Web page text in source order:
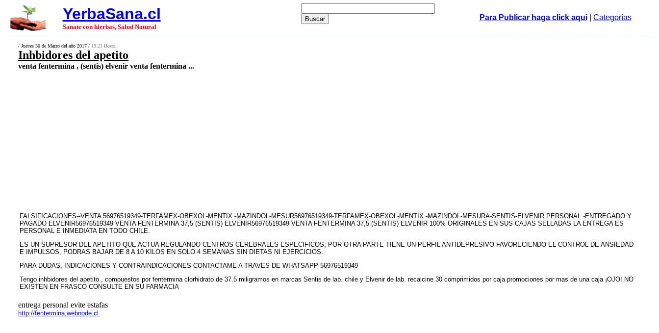
YerbaSana.cl
Sanate con hierbas, Salud Natural
Para Publicar haga click aqui| Categorías
/ Jueves 30 de Marzo del año 2017 / 18:23 Horas.
Inhbidores del apetito
venta fentermina , (sentis) elvenir venta fentermina ...
FALSIFICACIONES--VENTA 56976519349-TERFAMEX-OBEXOL-MENTIX -MAZINDOL-MESUR56976519349-TERFAMEX-OBEXOL-MENTIX -MAZINDOL-MESURA-SENTIS-ELVENIR PERSONAL -ENTREGADO Y
PAGADO ELVENIR56976519349 VENTA FENTERMINA 37,5 (SENTIS) ELVENIR56976519349 VENTA FENTERMINA 37,5 (SENTIS) ELVENIR 100% ORIGINALES EN SUS CAJAS SELLADAS LA ENTREGA ES
PERSONAL E INMEDIATA EN TODO CHILE.
ES UN SUPRESOR DEL APETITO QUE ACTUA REGULANDO CENTROS CEREBRALES ESPECIFICOS, POR OTRA PARTE TIENE UN PERFIL ANTIDEPRESIVO FAVORECIENDO EL CONTROL DE ANSIEDAD
E IMPULSOS, PODRAS BAJAR DE 8 A 10 KILOS EN SOLO 4 SEMANAS SIN DIETAS NI EJERCICIOS.
PARA DUDAS, INDICACIONES Y CONTRAINDICACIONES CONTACTAME A TRAVES DE WHATSAPP 56976519349
Tengo inhbidores del apetito , compuestos por fentermina clorhidrato de 37.5 miligramos en marcas Sentis de lab. chile y Elvenir de lab. recalcine 30 comprimidos por caja promociones por mas de una caja ¡OJO! NO
EXISTEN EN FRASCO CONSULTE EN SU FARMACIA
entrega personal evite estafas
http://fentermina.webnode.cl